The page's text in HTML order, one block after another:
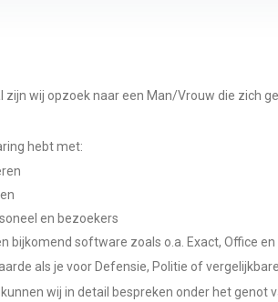
zijn wij opzoek naar een Man/Vrouw die zich
hebt met:
en bezoekers
bijkomend software zoals o.a. Exact, Office
als je voor Defensie, Politie of
wij in detail bespreken onder het genot